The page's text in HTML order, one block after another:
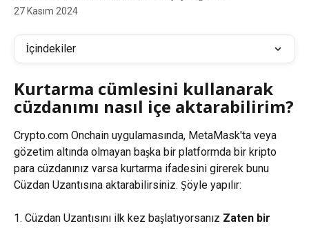
27 Kasım 2024
İçindekiler
Kurtarma cümlesini kullanarak
cüzdanımı nasıl içe aktarabilirim?
Crypto.com Onchain uygulamasında, MetaMask'ta veya
gözetim altında olmayan başka bir platformda bir kripto
para cüzdanınız varsa kurtarma ifadesini girerek bunu
Cüzdan Uzantısına aktarabilirsiniz. Şöyle yapılır:
1. Cüzdan Uzantısını ilk kez başlatıyorsanız Zaten bir